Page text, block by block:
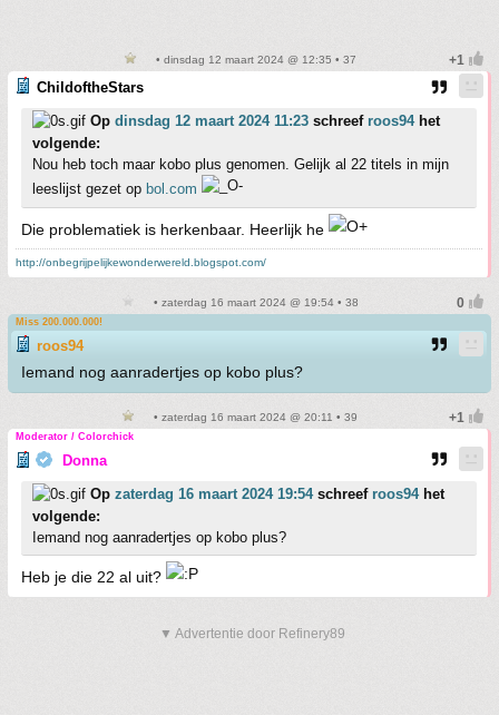
• dinsdag 12 maart 2024 @ 12:35 • 37
ChildoftheStars
Op dinsdag 12 maart 2024 11:23 schreef roos94het
volgende:
Nou heb toch maar kobo plus genomen. Gelijk al 22 titels in mijn
leeslijst gezet op bol.com
Die problematiek is herkenbaar. Heerlijk he
http://onbegrijpelijkewonderwereld.blogspot.com/
• zaterdag 16 maart 2024 @ 19:54 • 38
Miss 200.000.000!
roos94
Iemand nog aanradertjes op kobo plus?
• zaterdag 16 maart 2024 @ 20:11 • 39
Moderator / Colorchick
Donna
Op zaterdag 16 maart 2024 19:54schreef roos94het
volgende:
Iemand nog aanradertjes op kobo plus?
Heb je die 22 al uit?
▼ Advertentie door Refinery89